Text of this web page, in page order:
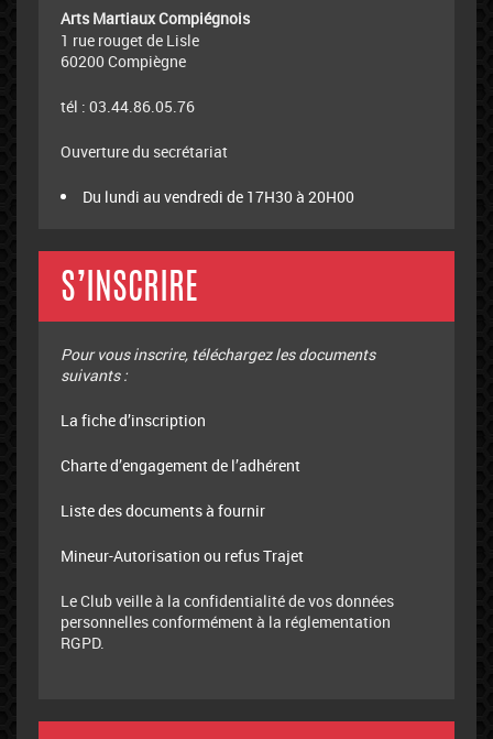
Arts Martiaux Compiégnois
1 rue rouget de Lisle
60200 Compiègne
tél : 03.44.86.05.76
Ouverture du secrétariat
Du lundi au vendredi de 17H30 à 20H00
S’INSCRIRE
Pour vous inscrire, téléchargez les documents
suivants :
La fiche d’inscription
Charte d’engagement de l’adhérent
Liste des documents à fournir
Mineur-Autorisation ou refus Trajet
Le Club veille à la confidentialité de vos données
personnelles conformément à la réglementation
RGPD.